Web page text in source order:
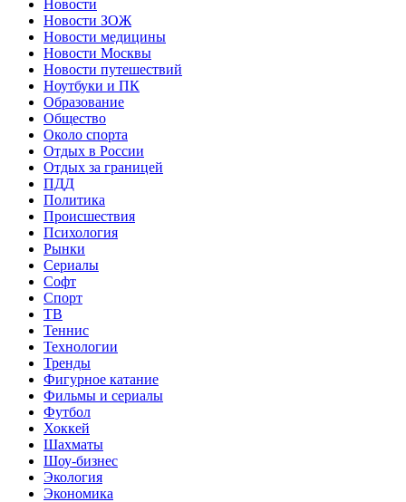
Новости
Новости ЗОЖ
Новости медицины
Новости Москвы
Новости путешествий
Ноутбуки и ПК
Образование
Общество
Около спорта
Отдых в России
Отдых за границей
ПДД
Политика
Происшествия
Психология
Рынки
Сериалы
Софт
Спорт
ТВ
Теннис
Технологии
Тренды
Фигурное катание
Фильмы и сериалы
Футбол
Хоккей
Шахматы
Шоу-бизнес
Экология
Экономика